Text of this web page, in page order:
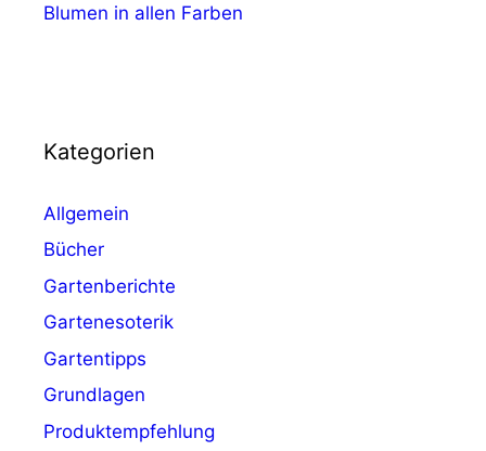
Blumen in allen Farben
Kategorien
Allgemein
Bücher
Gartenberichte
Gartenesoterik
Gartentipps
Grundlagen
Produktempfehlung